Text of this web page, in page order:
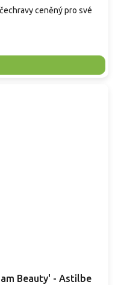
ceněný pro své
Beauty' - Astilbe